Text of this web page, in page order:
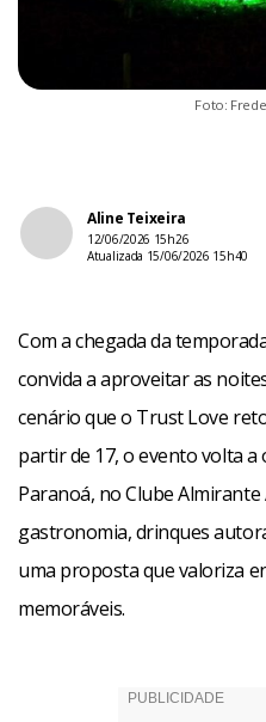
Foto:
Aline Teixeira
12/06/2026 15h26
Atualizada 15/06/2026 15h40
Com a chegada da
convida a aproveitar as
cenário que o Trust Love
partir de 17, o evento volta
Paranoá, no Clube
gastronomia, drinques
uma proposta que valoriza
memoráveis.